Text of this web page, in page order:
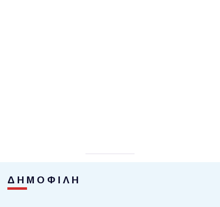
ΔΗΜΟΦΙΛΗ